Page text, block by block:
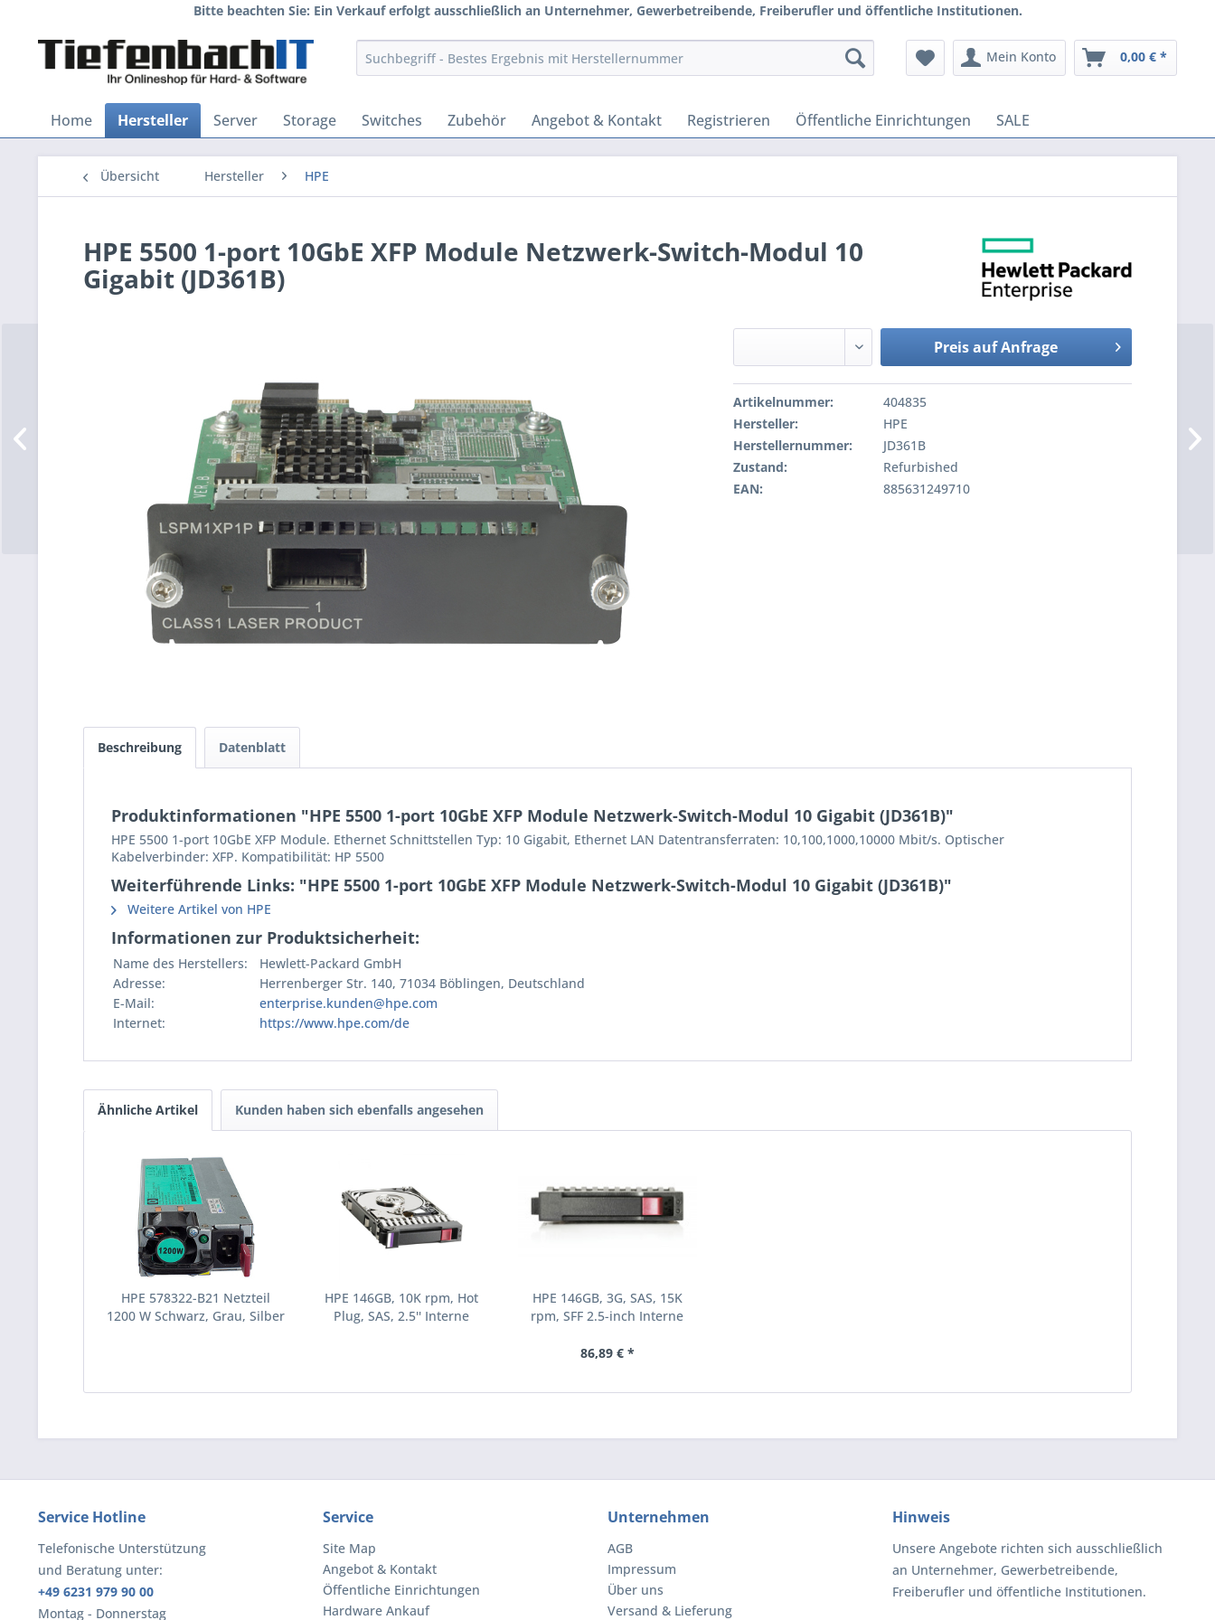
Bitte beachten Sie: Ein Verkauf erfolgt ausschließlich an Unternehmer, Gewerbetreibende, Freiberufler und öffentliche Institutionen.
Mein Konto 0,00 € *
Home Hersteller Server Storage Switches Zubehör Angebot & Kontakt Registrieren Öffentliche Einrichtungen SALE
Übersicht Hersteller HPE
HPE 5500 1-port 10GbE XFP Module Netzwerk-Switch-Modul 10
Gigabit (JD361B)
Preis auf Anfrage
Artikelnummer:
404835
Hersteller:
HPE
Herstellernummer:
JD361B
Zustand:
Refurbished
EAN:
885631249710
Beschreibung Datenblatt
Produktinformationen "HPE 5500 1-port 10GbE XFP Module Netzwerk-Switch-Modul 10 Gigabit (JD361B)"
HPE 5500 1-port 10GbE XFP Module. Ethernet Schnittstellen Typ: 10 Gigabit, Ethernet LAN Datentransferraten: 10,100,1000,10000 Mbit/s. Optischer
Kabelverbinder: XFP. Kompatibilität: HP 5500
Weiterführende Links: "HPE 5500 1-port 10GbE XFP Module Netzwerk-Switch-Modul 10 Gigabit (JD361B)"
Weitere Artikel von HPE
Informationen zur Produktsicherheit:
Name des Herstellers:
Hewlett-Packard GmbH
Adresse:
Herrenberger Str. 140, 71034 Böblingen, Deutschland
E-Mail:
enterprise.kunden@hpe.com
Internet:
https://www.hpe.com/de
Ähnliche Artikel Kunden haben sich ebenfalls angesehen
HPE 578322-B21 Netzteil
1200 W Schwarz, Grau, Silber
HPE 146GB, 10K rpm, Hot
Plug, SAS, 2.5'' Interne
HPE 146GB, 3G, SAS, 15K
rpm, SFF 2.5-inch Interne
(504062-B21)
86,89 € *
Service Hotline
Telefonische Unterstützung
und Beratung unter:
+49 6231 979 90 00
Montag - Donnerstag
Service
Site Map
Angebot & Kontakt
Öffentliche Einrichtungen
Hardware Ankauf
Unternehmen
AGB
Impressum
Über uns
Versand & Lieferung
Hinweis
Unsere Angebote richten sich ausschließlich
an Unternehmer, Gewerbetreibende,
Freiberufler und öffentliche Institutionen.